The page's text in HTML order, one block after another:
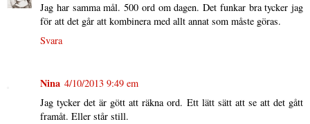
Jag har samma mål. 500 ord om dagen. Det funkar bra tycker jag
för att det går att kombinera med allt annat som måste göras.
Svara
Nina 4/10/2013 9:49 em
Jag tycker det är gött att räkna ord. Ett lätt sätt att se att det gått
framåt. Eller står still.